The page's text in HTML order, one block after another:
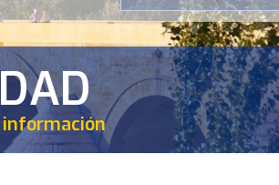
información